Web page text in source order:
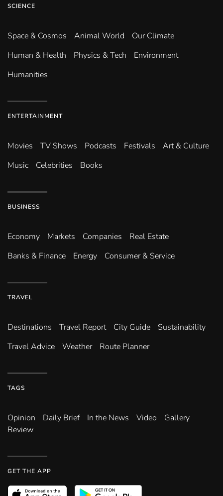
SCIENCE
Space & Cosmos Animal World
Our Climate
Human & Health
Physics & Tech
Environment
Humanities
ENTERTAINMENT
Movies TV Shows Podcasts Festivals
Art & Culture
Music
Celebrities Books
BUSINESS
Economy Markets Companies
Real Estate
Banks & Finance
Energy Consumer & Service
TRAVEL
Destinations Travel Report City Guide
Sustainability
Travel Advice
Weather Route Planner
TAGS
Opinion Daily Brief In the News Video
Gallery
Review
GET THE APP